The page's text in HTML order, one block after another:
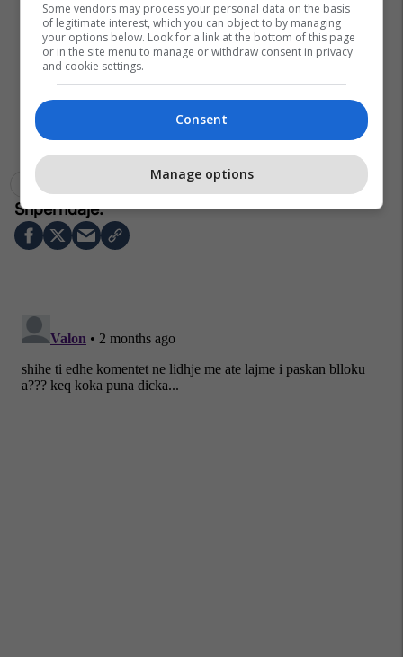
Emrush Thaçi Listat Zgjedhore Pastrimi I Listave
Some vendors may process your personal data on the basis
of legitimate interest, which you can object to by managing
your options below. Look for a link at the bottom of this page
or in the site menu to manage or withdraw consent in privacy
and cookie settings.
Consent
Manage options